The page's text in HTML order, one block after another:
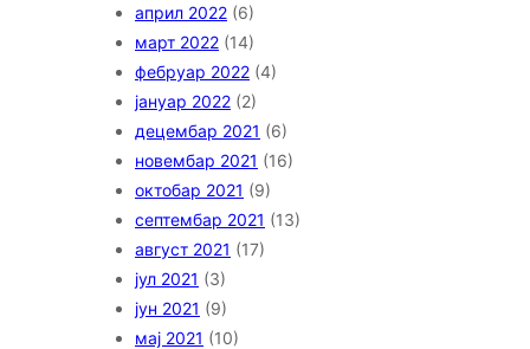
април 2022 (6)
март 2022 (14)
фебруар 2022 (4)
јануар 2022 (2)
децембар 2021 (6)
новембар 2021 (16)
октобар 2021 (9)
септембар 2021 (13)
август 2021 (17)
јул 2021 (3)
јун 2021 (9)
мај 2021 (10)